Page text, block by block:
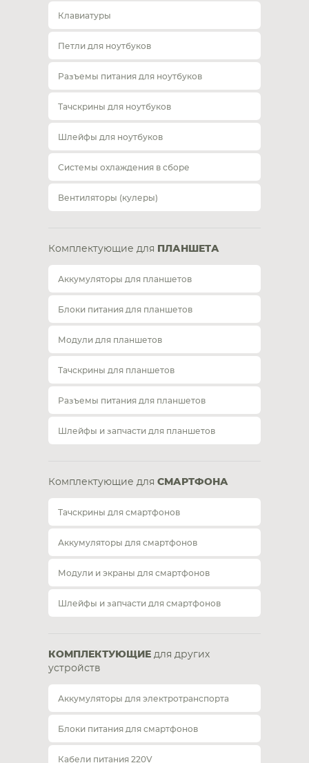
Клавиатуры
Петли для ноутбуков
Разъемы питания для ноутбуков
Тачскрины для ноутбуков
Шлейфы для ноутбуков
Системы охлаждения в сборе
Вентиляторы (кулеры)
Комплектующие для ПЛАНШЕТА
Аккумуляторы для планшетов
Блоки питания для планшетов
Модули для планшетов
Тачскрины для планшетов
Разъемы питания для планшетов
Шлейфы и запчасти для планшетов
Комплектующие для СМАРТФОНА
Тачскрины для смартфонов
Аккумуляторы для смартфонов
Модули и экраны для смартфонов
Шлейфы и запчасти для смартфонов
КОМПЛЕКТУЮЩИЕ для других
устройств
Аккумуляторы для электротранспорта
Блоки питания для смартфонов
Кабели питания 220V